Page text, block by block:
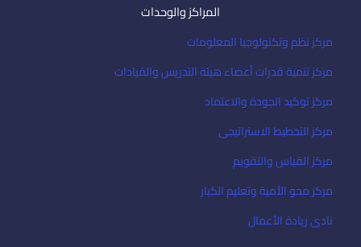
المراكز والوحدات
مركز نظم وتكنولوجيا المعلومات
مركز تنمية قدرات أعضاء هيئة التدريس والقيادات
مركز توكيد الجودة والاعتماد
مركز التخطيط الاستراتيجى
مركز القياس والتقويم
مركز محو الأمية وتعليم الكبار
نادى ريادة الأعمال